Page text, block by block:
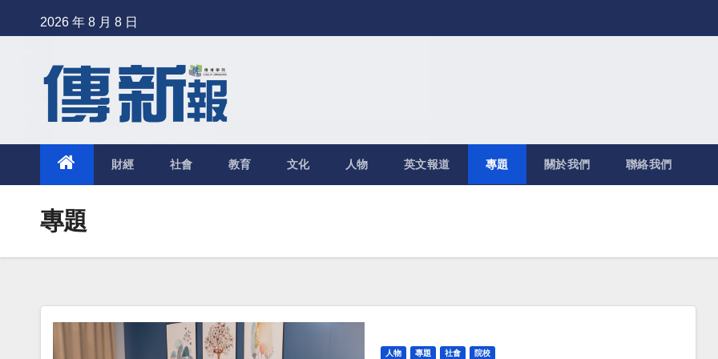
to
2026 年 8 月 8 日
財經 社會 教育 文化 人物 英文報道 專題 關於我們 聯絡我們
專題
人物 專題 社會 院校